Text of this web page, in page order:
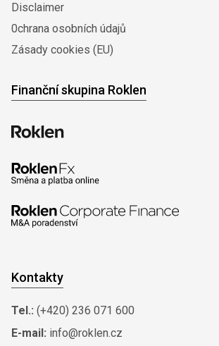
Disclaimer
0chrana osobních údajů
Zásady cookies (EU)
Finanční skupina Roklen
Kontakty
Tel.: (+420) 236 071 600
E-mail: info@roklen.cz